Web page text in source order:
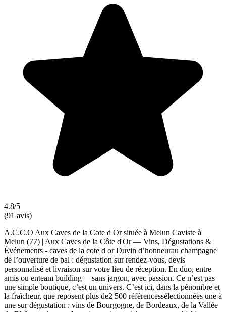
4.8/5
(91 avis)
A.C.C.O Aux Caves de la Cote d Or située à Melun Caviste à
Melun (77) | Aux Caves de la Côte d'Or — Vins, Dégustations &
Événements - caves de la cote d or Duvin d’honneurau champagne
de l’ouverture de bal : dégustation sur rendez-vous, devis
personnalisé et livraison sur votre lieu de réception. En duo, entre
amis ou enteam building— sans jargon, avec passion. Ce n’est pas
une simple boutique, c’est un univers. C’est ici, dans la pénombre et
la fraîcheur, que reposent plus de2 500 référencessélectionnées une à
une sur dégustation : vins de Bourgogne, de Bordeaux, de la Vallée